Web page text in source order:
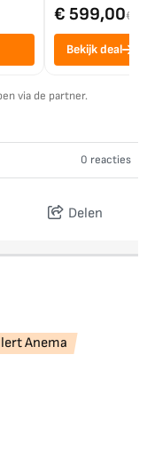
€ 599,00€
Bekijk deal
via de partner.
0 reacties
Delen
Anema